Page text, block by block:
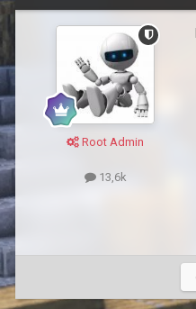
Root Admin
13,6k